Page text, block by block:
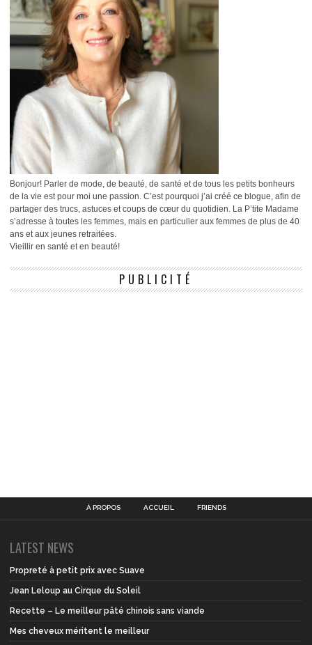
Bonjour! Parler de mode, de beauté, de santé et de tous les petits bonheurs
de la vie est pour moi une passion. C’est pourquoi j’ai créé ce blogue, afin de
partager des trucs, astuces et coups de cœur du quotidien. La P’tite Madame
s’adresse à toutes les femmes, mais en particulier aux femmes de plus de 40
ans et aux jeunes retraitées.
Vieillir en santé et en beauté!
PUBLICITÉ
À PROPOS ACCUEIL FRIENDS
LATEST NEWS
Propreté à petit prix avec Suave
Jean Leloup au Cirque du Soleil
Recette – Le meilleur pâté chinois sans viande
Mes cheveux méritent le meilleur